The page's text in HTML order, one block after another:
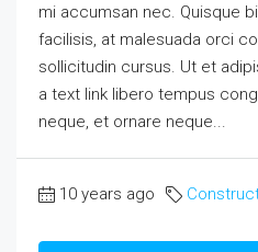
mi accumsan nec. Quisque
facilisis, at malesuada orci
sollicitudin cursus. Ut et
a text link libero tempus
neque, et ornare neque...
10 years ago